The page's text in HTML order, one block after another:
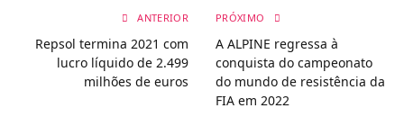
ANTERIOR
Repsol termina 2021 com
lucro líquido de 2.499
milhões de euros
PRÓXIMO
A ALPINE regressa à
conquista do campeonato
do mundo de resistência da
FIA em 2022